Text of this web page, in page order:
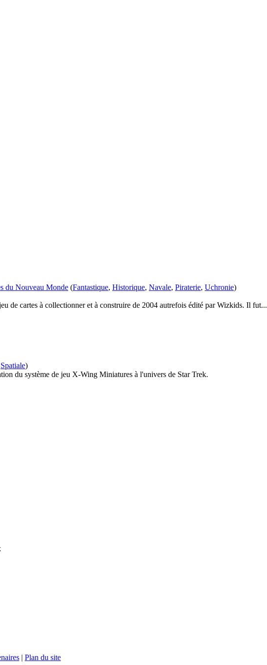
du Nouveau Monde (Fantastique, Historique, Navale, Piraterie, Uchronie)
de cartes à collectionner et à construire de 2004 autrefois édité par Wizkids. Il fut...
Spatiale)
du système de jeu X-Wing Miniatures à l'univers de Star Trek.
| Plan du site